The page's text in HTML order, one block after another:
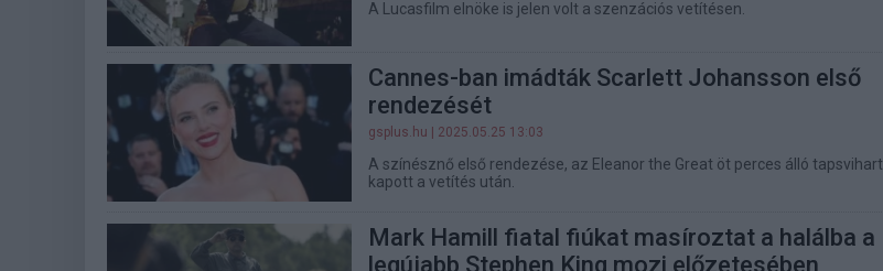
A Lucasfilm elnöke is jelen volt a szenzációs vetítésen.
Cannes-ban imádták Scarlett Johansson első
rendezését
gsplus.hu | 2025.05.25 13:03
A színésznő első rendezése, az Eleanor the Great öt perces álló tapsvihart
kapott a vetítés után.
Mark Hamill fiatal fiúkat masíroztat a halálba a
legújabb Stephen King mozi előzetesében